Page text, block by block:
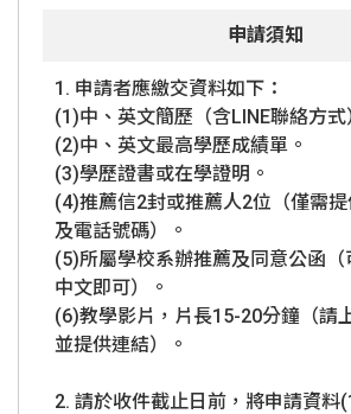
申請須知
1. 申請者應繳交資料如下：
(1)中、英文簡歷（含LINE聯絡方式
(2)中、英文最高學歷成績單。
(3)學歷證書或在學證明。
(4)推薦信2封或推薦人2位（僅需
及電話號碼）。
(5)所屬學校系辦推薦及同意公函（
中文即可）。
(6)教學影片，片長15-20分鐘（請
並提供連結）。
2. 請於收件截止日前，將申請資料